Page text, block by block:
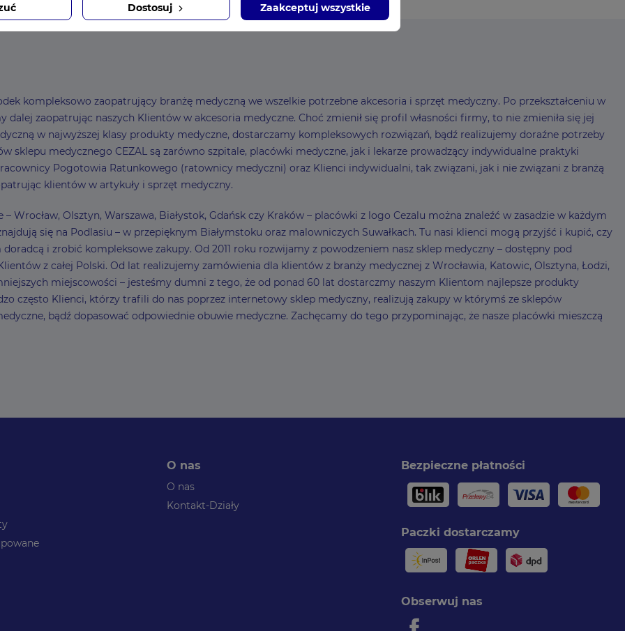
kompleksowo zaopatrujący branżę medyczną we wszelkie potrzebne akcesoria i sprzęt medyczny. Po przekształceniu w
dalej zaopatrując naszych Klientów w akcesoria medyczne. Choć zmienił się profil własności firmy, to nie zmieniła się jej
w najwyższej klasy produkty medyczne, dostarczamy kompleksowych rozwiązań, bądź realizujemy doraźne potrzeby
medycznego CEZAL są zarówno szpitale, placówki medyczne, jak i lekarze prowadzący indywidualne praktyki
Pogotowia Ratunkowego (ratownicy medyczni) oraz Klienci indywidualni, tak związani, jak i nie związani z branżą
klientów w artykuły i sprzęt medyczny.
Wrocław, Olsztyn, Warszawa, Białystok, Gdańsk czy Kraków – placówki z logo Cezalu można znaleźć w zasadzie w każdym
się na Podlasiu – w przepięknym Białymstoku oraz malowniczych Suwałkach. Tu nasi klienci mogą przyjść i kupić, czy
i zrobić kompleksowe zakupy. Od 2011 roku rozwijamy z powodzeniem nasz sklep medyczny – dostępny pod
z całej Polski. Od lat realizujemy zamówienia dla klientów z branży medycznej z Wrocławia, Katowic, Olsztyna, Łodzi,
miejscowości – jesteśmy dumni z tego, że od ponad 60 lat dostarczmy naszym Klientom najlepsze produkty
często Klienci, którzy trafili do nas poprzez internetowy sklep medyczny, realizują zakupy w którymś ze sklepów
bądź dopasować odpowiednie obuwie medyczne. Zachęcamy do tego przypominając, że nasze placówki mieszczą
O nas
O nas
Kontakt-Działy
Bezpieczne płatności
Paczki dostarczamy
Obserwuj nas
Dostosuj Zaakceptuj wszystkie